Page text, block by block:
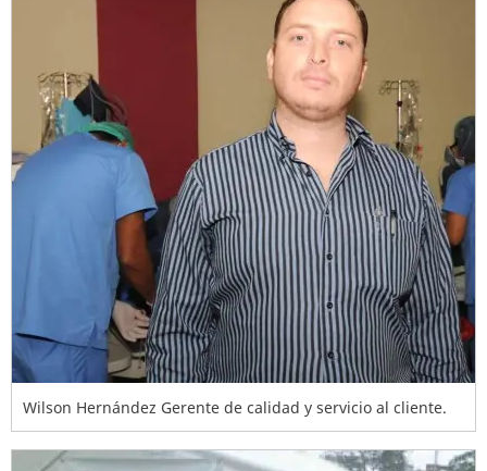
Wilson Hernández Gerente de calidad y servicio al cliente.